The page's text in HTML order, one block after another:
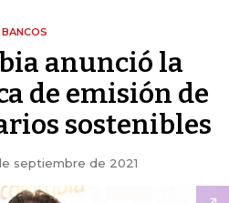
BANCOS
anunció la
de emisión de
sostenibles
septiembre de 2021